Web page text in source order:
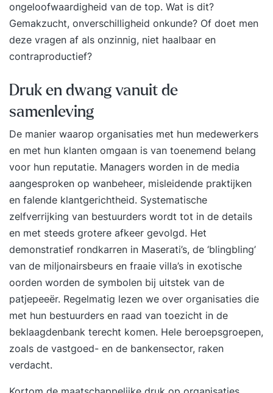
ongeloofwaardigheid van de top. Wat is dit?
Gemakzucht, onverschilligheid onkunde? Of doet men
deze vragen af als onzinnig, niet haalbaar en
contraproductief?
Druk en dwang vanuit de
samenleving
De manier waarop organisaties met hun medewerkers
en met hun klanten omgaan is van toenemend belang
voor hun reputatie. Managers worden in de media
aangesproken op wanbeheer, misleidende praktijken
en falende klantgerichtheid. Systematische
zelfverrijking van bestuurders wordt tot in de details
en met steeds grotere afkeer gevolgd. Het
demonstratief rondkarren in Maserati’s, de ‘blingbling’
van de miljonairsbeurs en fraaie villa’s in exotische
oorden worden de symbolen bij uitstek van de
patjepeeër. Regelmatig lezen we over organisaties die
met hun bestuurders en raad van toezicht in de
beklaagdenbank terecht komen. Hele beroepsgroepen,
zoals de vastgoed- en de bankensector, raken
verdacht.